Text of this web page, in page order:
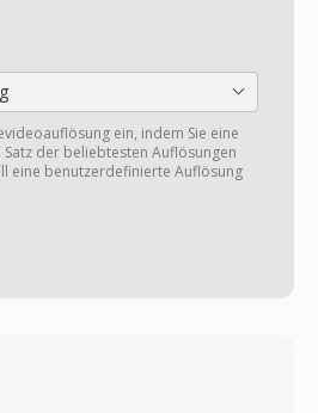
ein, indem Sie eine
der beliebtesten Auflösungen
eine benutzerdefinierte Auflösung